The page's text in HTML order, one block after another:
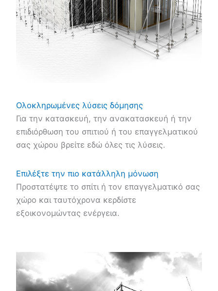
Ολοκληρωμένες λύσεις δόμησης
Για την κατασκευή, την ανακατασκευή ή την
επιδιόρθωση του σπιτιού ή του επαγγελματικού
σας χώρου βρείτε εδώ όλες τις λύσεις.
Επιλέξτε την πιο κατάλληλη μόνωση
Προστατέψτε το σπίτι ή τον επαγγελματικό σας
χώρο και ταυτόχρονα κερδίστε
εξοικονομώντας ενέργεια.